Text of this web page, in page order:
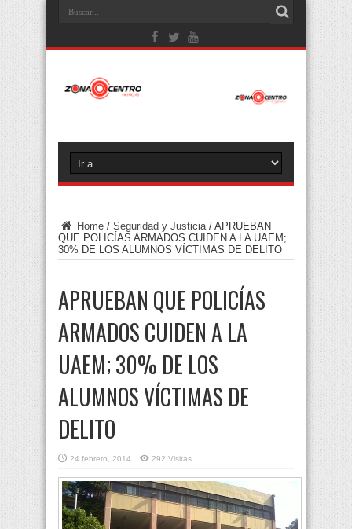
Home / Seguridad y Justicia / APRUEBAN
QUE POLICÍAS ARMADOS CUIDEN A LA UAEM;
30% DE LOS ALUMNOS VÍCTIMAS DE DELITO
APRUEBAN QUE POLICÍAS
ARMADOS CUIDEN A LA
UAEM; 30% DE LOS
ALUMNOS VÍCTIMAS DE
DELITO
24 febrero, 2014 292 Visitas